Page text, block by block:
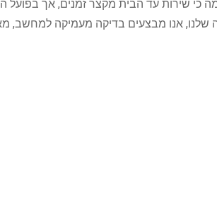
כי שירות עד הבית מקצר זמנים, אך בפועל
אנו מבצעים בדיקה מעמיקה למחשב,